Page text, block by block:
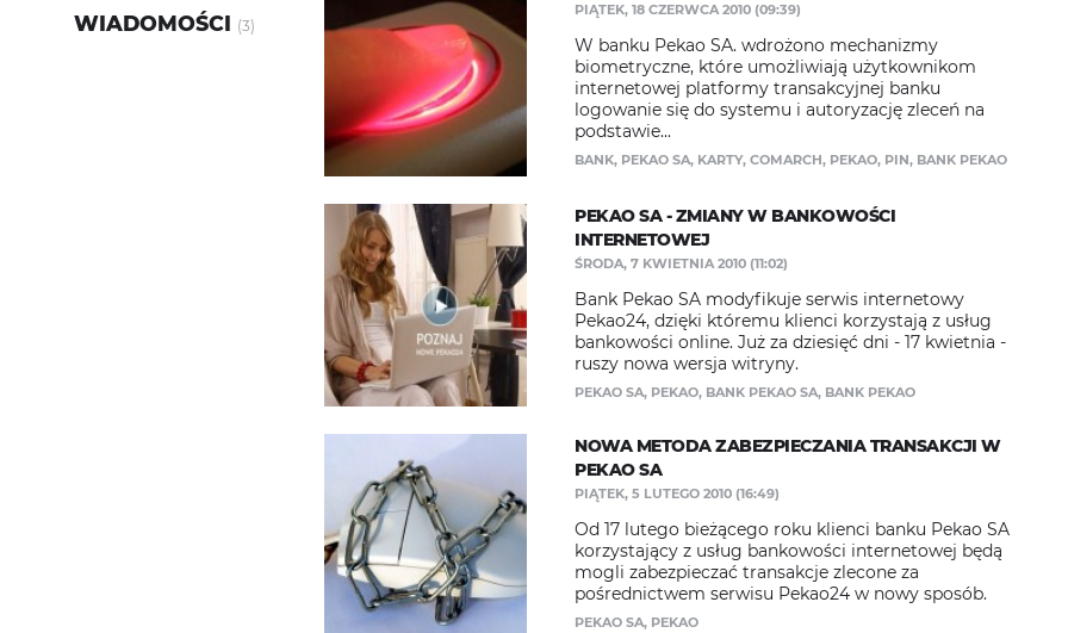
WIADOMOŚCI (3)
PIĄTEK, 18 CZERWCA 2010 (09:39)
W banku Pekao SA. wdrożono mechanizmy
biometryczne, które umożliwiają użytkownikom
internetowej platformy transakcyjnej banku
logowanie się do systemu i autoryzację zleceń na
podstawie...
BANK, PEKAO SA, KARTY, COMARCH, PEKAO, PIN, BANK PEKAO
PEKAO SA - ZMIANY W BANKOWOŚCI
INTERNETOWEJ
ŚRODA, 7 KWIETNIA 2010 (11:02)
Bank Pekao SA modyfikuje serwis internetowy
Pekao24, dzięki któremu klienci korzystają z usług
bankowości online. Już za dziesięć dni - 17 kwietnia -
ruszy nowa wersja witryny.
PEKAO SA, PEKAO, BANK PEKAO SA, BANK PEKAO
NOWA METODA ZABEZPIECZANIA TRANSAKCJI W
PEKAO SA
PIĄTEK, 5 LUTEGO 2010 (16:49)
Od 17 lutego bieżącego roku klienci banku Pekao SA
korzystający z usług bankowości internetowej będą
mogli zabezpieczać transakcje zlecone za
pośrednictwem serwisu Pekao24 w nowy sposób.
PEKAO SA, PEKAO